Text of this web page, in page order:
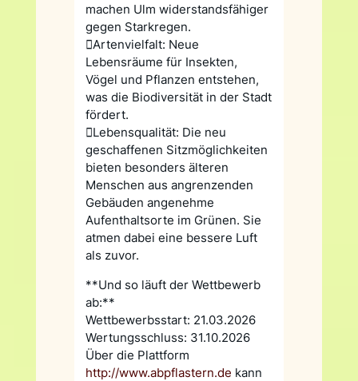
machen Ulm widerstandsfähiger
gegen Starkregen.
Artenvielfalt: Neue
Lebensräume für Insekten,
Vögel und Pflanzen entstehen,
was die Biodiversität in der Stadt
fördert.
Lebensqualität: Die neu
geschaffenen Sitzmöglichkeiten
bieten besonders älteren
Menschen aus angrenzenden
Gebäuden angenehme
Aufenthaltsorte im Grünen. Sie
atmen dabei eine bessere Luft
als zuvor.
**Und so läuft der Wettbewerb
ab:**
Wettbewerbsstart: 21.03.2026
Wertungsschluss: 31.10.2026
Über die Plattform
http://www.abpflastern.de kann